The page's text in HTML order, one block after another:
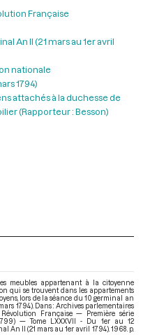
Française
An II (21 mars au 1er avril
nationale
1794)
attachés à la duchesse de
(Rapporteur : Besson)
meubles appartenant à la citoyenne
qui se trouvent dans les appartements
lors de la séance du 10 germinal an
1794). Dans : Archives parlementaires
Française — Première série
1799) — Tome LXXXVII - Du 1er au 12
An II (21 mars au 1er avril 1794). 1968. p.